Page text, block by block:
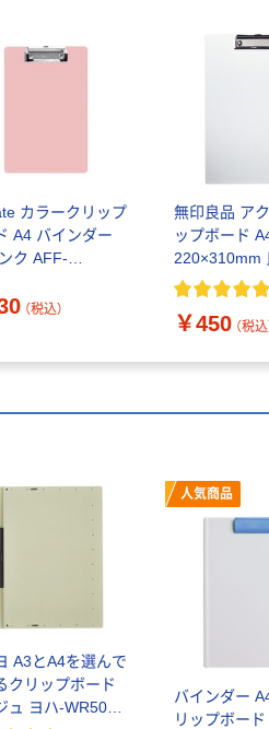
カラークリップ
A4 バインダー
ク AFF-
（直送品）
（税込）
無印良品 ア
ップボード
220×310mm
￥450 （税込
A3とA4を選んで
クリップボード
ュ ヨハ-WR50LS
人気商品
バインダー
リップボー